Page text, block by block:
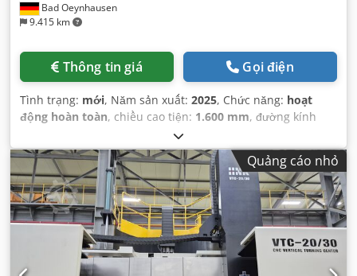
Bad Oeynhausen
9.415 km
Thông tin giá Gọi điện
Tình trạng: mới, Năm sản xuất: 2025, Chức năng: hoạt
động hoàn toàn, chiều cao tiện: 1.600 mm, đường kính
Quảng cáo nhỏ